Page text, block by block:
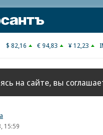
$ 82,16 € 94,83 ¥ 12,23
на сайте, вы
15:59